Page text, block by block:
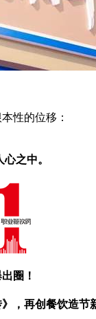
性的位移：
之中。
圈！
，再创餐饮造节